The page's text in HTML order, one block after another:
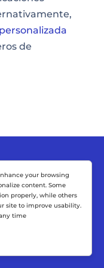
de
de
your browsing
content. Some
properly, while others
site to improve usability.
time